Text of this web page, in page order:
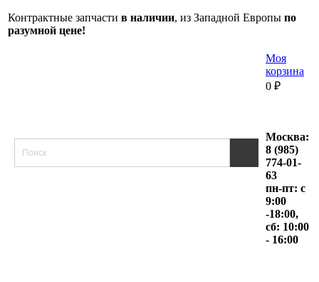
Контрактные запчасти в наличии, из Западной Европы по
разумной цене!
Моя
корзина
0 ₽
Москва:
8 (985)
774-01-
63
пн-пт: с
9:00
-18:00,
сб: 10:00
- 16:00